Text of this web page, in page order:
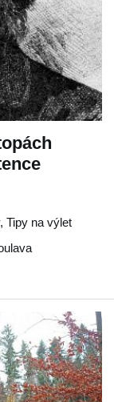
Tipy na výlet